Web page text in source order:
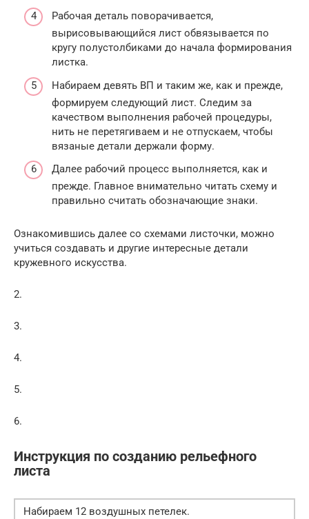
Рабочая деталь поворачивается,
вырисовывающийся лист обвязывается по
кругу полустолбиками до начала формирования
листка.
Набираем девять ВП и таким же, как и прежде,
формируем следующий лист. Следим за
качеством выполнения рабочей процедуры,
нить не перетягиваем и не отпускаем, чтобы
вязаные детали держали форму.
Далее рабочий процесс выполняется, как и
прежде. Главное внимательно читать схему и
правильно считать обозначающие знаки.
Ознакомившись далее со схемами листочки, можно
учиться создавать и другие интересные детали
кружевного искусства.
2.
3.
4.
5.
6.
Инструкция по созданию рельефного
листа
Набираем 12 воздушных петелек.